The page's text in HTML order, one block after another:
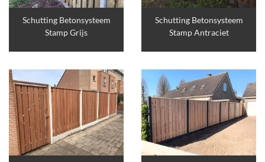
Schutting Betonsysteem
Stamp Grijs
Schutting Betonsysteem
Stamp Antraciet